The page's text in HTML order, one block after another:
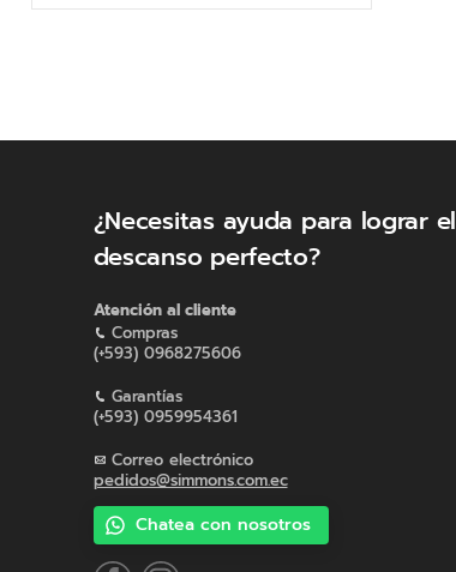
¿Necesitas ayuda para lograr el
descanso perfecto?
Atención al cliente
Compras
(+593) 0968275606
Garantías
(+593) 0959954361
Correo electrónico
pedidos@simmons.com.ec
Chatea con nosotros